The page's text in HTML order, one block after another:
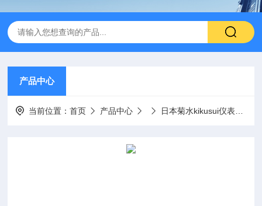
产品中心
当前位置：首页 产品中心 日本菊水kikusui仪表